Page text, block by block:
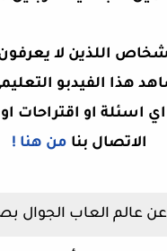
اللذين لا
هذا الفيدبو
اسئلة او اقتراحات
الاتصال بنا من هنا !
عالم العاب الجوال